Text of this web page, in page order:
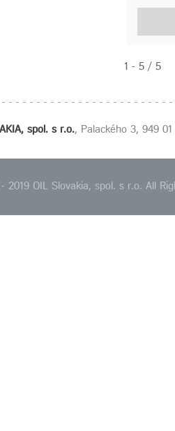
1 - 5 / 5
spol. s r.o., Palackého 3, 949
2019 OIL Slovakia, spol. s r.o. All